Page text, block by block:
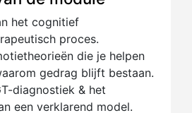
het cognitief
proces.
die je helpen
gedrag blijft bestaan.
diagnostiek & het
een verklarend model.